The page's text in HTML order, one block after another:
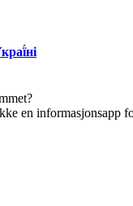
en informasjonsapp